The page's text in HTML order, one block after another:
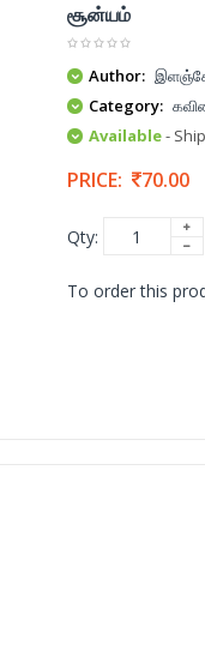
சூன்யம்
Author:
Category:
Available-
PRICE: 70.00
Qty:
To order this